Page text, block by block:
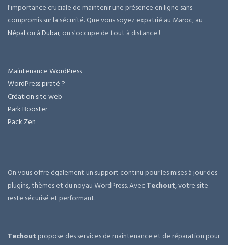
l'importance cruciale de maintenir une présence en ligne sans
compromis sur la sécurité. Que vous soyez expatrié au Maroc, au
Népal ou àDubai, on s'occupe de tout à distance !
Maintenance WordPress
WordPress piraté ?
Création site web
Park Booster
Pack Zen
On vous offre également un support continu pour les mises à jour des
plugins, thèmes et du noyau WordPress. AvecTechout, votre site
reste sécurisé et performant.
Techout propose des services de maintenance et de réparation pour